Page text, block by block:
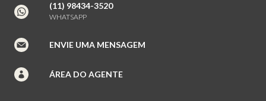
(11) 98434-3520
WHATSAPP
ENVIE UMA MENSAGEM
ÁREA DO AGENTE